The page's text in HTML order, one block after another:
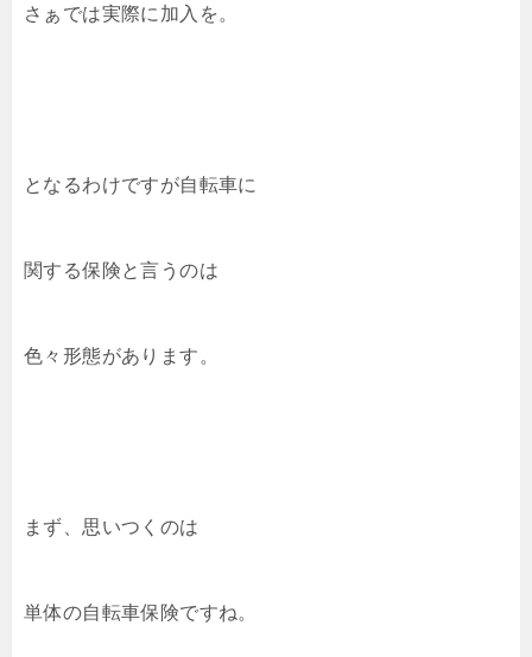
さぁでは実際に加入を。
となるわけですが自転車に
関する保険と言うのは
色々形態があります。
まず、思いつくのは
単体の自転車保険ですね。